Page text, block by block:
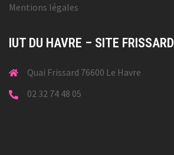
Mentions légales
IUT DU HAVRE – SITE FRISSARD
Quai Frissard 76600 Le Havre
02 32 74 48 05